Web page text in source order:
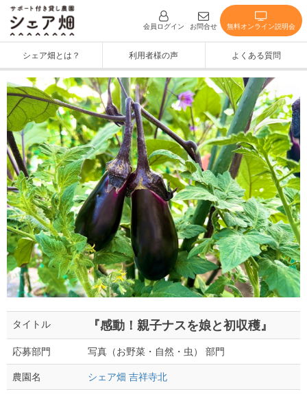
会員ログイン お問合せ 無料オンライン説明会
シェア畑とは？ 利用者様の声 よくある質問
タイトル 『感動！親子ナスを娘と初収穫』
応募部門 写真（お野菜・自然・虫） 部門
農園名 シェア畑 吉祥寺北